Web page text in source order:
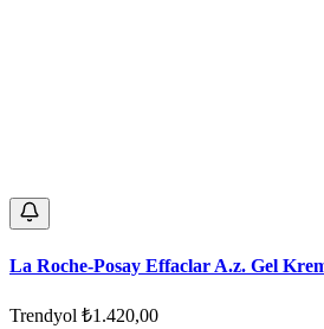
La Roche-Posay Effaclar A.z. Gel
Trendyol ₺1.420,00